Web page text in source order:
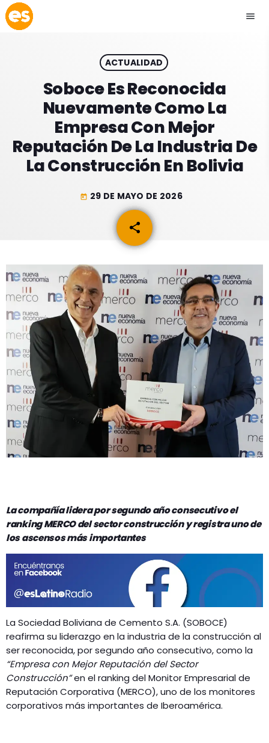
menu
EMISIÓN LA PAZ
EMISIÓN COCHABAMBA
GEEKERS
MÚSICA
ENTRETENIMIENTO
INICIO
RADIO SPLENDID
CONTACTO
ACTUALIDAD
Soboce Es Reconocida
Nuevamente Como La
Empresa Con Mejor
Reputación De La Industria De
La Construcción En Bolivia
today 29 DE MAYO DE 2026
share
email
La compañía lidera por segundo año consecutivo el
ranking MERCO del sector construcción y registra uno de
los ascensos más importantes
La Sociedad Boliviana de Cemento S.A. (SOBOCE)
reafirma su liderazgo en la industria de la construcción al
ser reconocida, por segundo año consecutivo, como la
“Empresa con Mejor Reputación del Sector
Construcción”en el ranking del Monitor Empresarial de
Reputación Corporativa (MERCO), uno de los monitores
corporativos más importantes de Iberoamérica.